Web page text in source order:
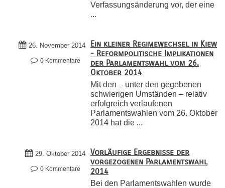
Verfassungsänderung vor, der eine
...
26. November 2014
0 Kommentare
Ein kleiner Regimewechsel in Kiew
- Reformpolitische Implikationen
der Parlamentswahl vom 26.
Oktober 2014
Mit den – unter den gegebenen
schwierigen Umständen – relativ
erfolgreich verlaufenen
Parlamentswahlen vom 26. Oktober
2014 hat die ...
29. Oktober 2014
0 Kommentare
Vorläufige Ergebnisse der
vorgezogenen Parlamentswahl
2014
Bei den Parlamentswahlen wurde